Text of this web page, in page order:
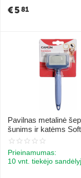
€581
Pavilnas metalinė
šunims ir katėms
Prieinamumas:
10 vnt. tiekėjo